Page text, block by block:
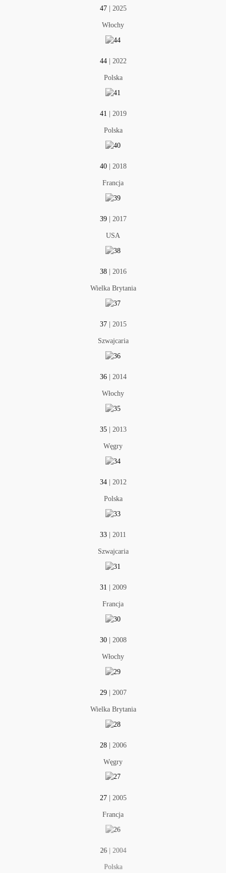
47| 2025
Włochy
44| 2022
Polska
41 | 2019
Polska
40| 2018
Francja
39| 2017
USA
38| 2016
Wielka Brytania
37| 2015
Szwajcaria
36| 2014
Włochy
35| 2013
Węgry
34| 2012
Polska
33 | 2011
Szwajcaria
31 | 2009
Francja
30| 2008
Włochy
29| 2007
Wielka Brytania
28| 2006
Węgry
27| 2005
Francja
26| 2004
Polska